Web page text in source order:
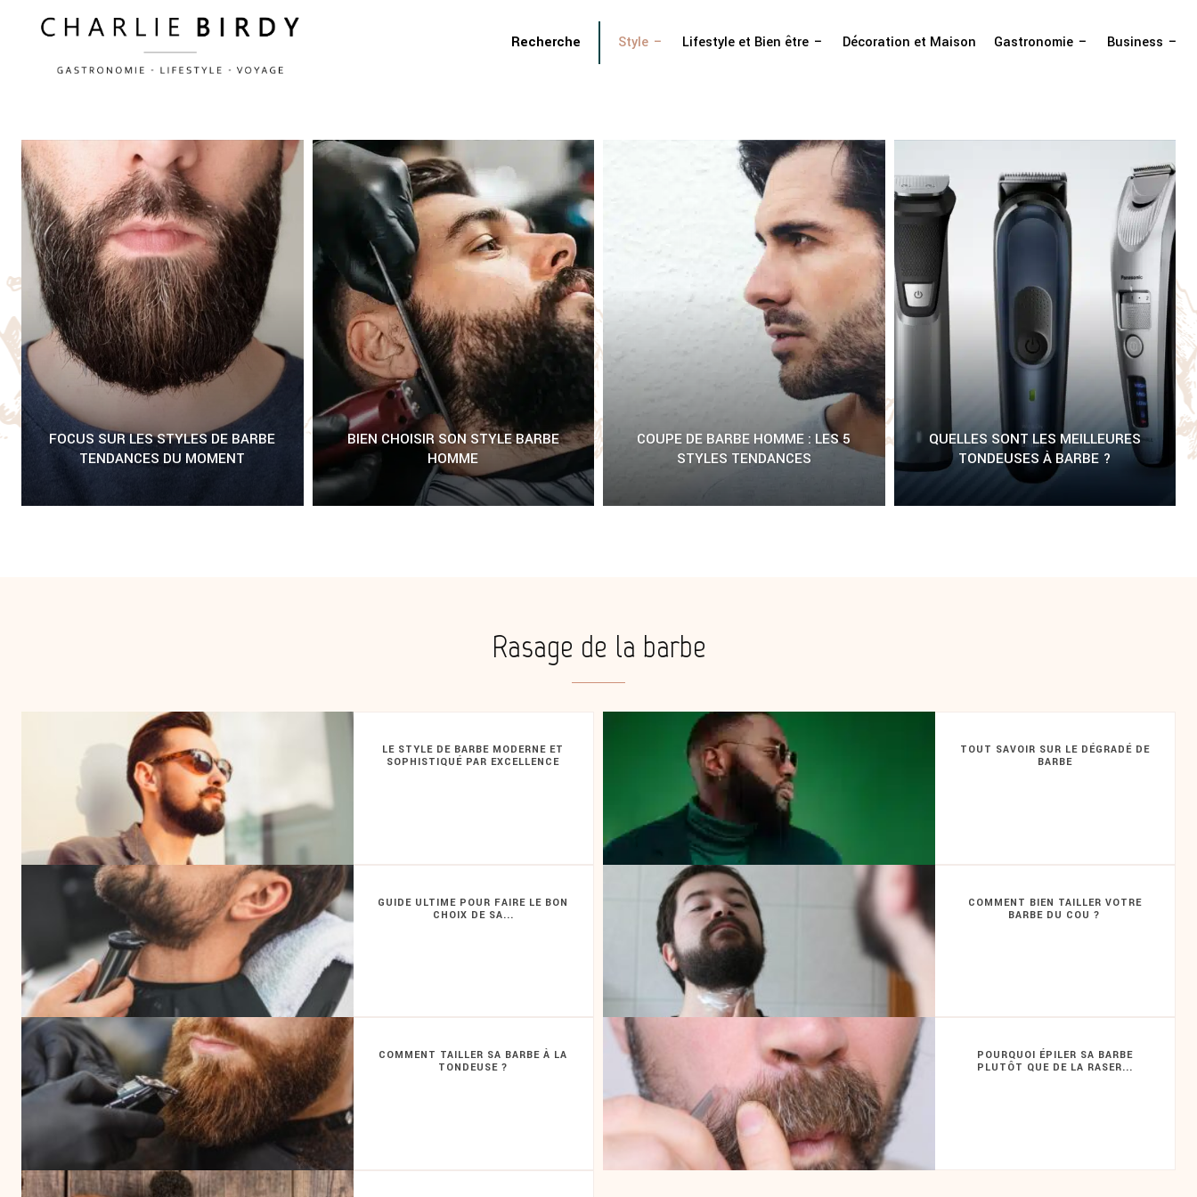
Style Lifestyle et Bien être Décoration et Maison Gastronomie Business
Recherche
FOCUS SUR LES STYLES DE BARBE
TENDANCES DU MOMENT
BIEN CHOISIR SON STYLE BARBE
HOMME
COUPE DE BARBE HOMME : LES 5
STYLES TENDANCES
QUELLES SONT LES MEILLEURES
TONDEUSES À BARBE ?
Rasage de la barbe
LE STYLE DE BARBE MODERNE ET
SOPHISTIQUÉ PAR EXCELLENCE
TOUT SAVOIR SUR LE DÉGRADÉ DE
BARBE
GUIDE ULTIME POUR FAIRE LE BON
CHOIX DE SA...
COMMENT BIEN TAILLER VOTRE
BARBE DU COU ?
COMMENT TAILLER SA BARBE À LA
TONDEUSE ?
POURQUOI ÉPILER SA BARBE
PLUTÔT QUE DE LA RASER...